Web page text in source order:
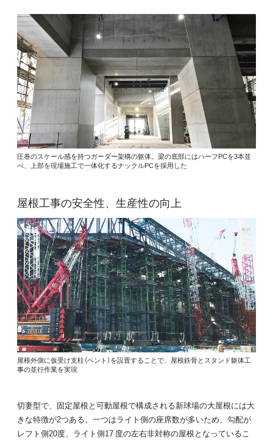
圧巻のスケール感を持つガーダー架構の躯体。梁の底部にはハーフPCを3本並
べ、上部を現場施工で一体化するナックルPCを採用した
屋根工事の安全性、生産性の向上
屋根外側に仮受け支柱（ベント）を設置することで、屋根鉄骨とスタンド躯体工
事の並行作業を実現
切妻型で、固定屋根と可動屋根で構成される新球場の大屋根には大
きな特徴が2つある。一つはライト側の座席数が多いため、勾配が
レフト側20度、ライト側17 度の左右非対称の屋根となっているこ